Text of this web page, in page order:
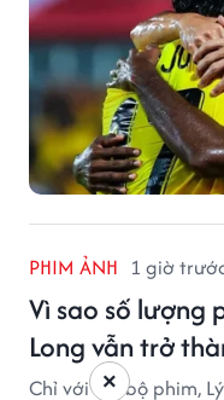
PHIM ẢNH 1 giờ
Vì sao số lượng
Long vẫn trở
Chỉ với vài bộ phim,
×